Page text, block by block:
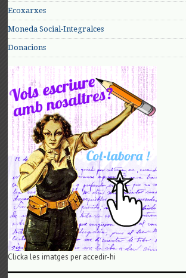
Ecoxarxes
Moneda Social-Integralces
Donacions
Clicka les imatges per accedir-hi